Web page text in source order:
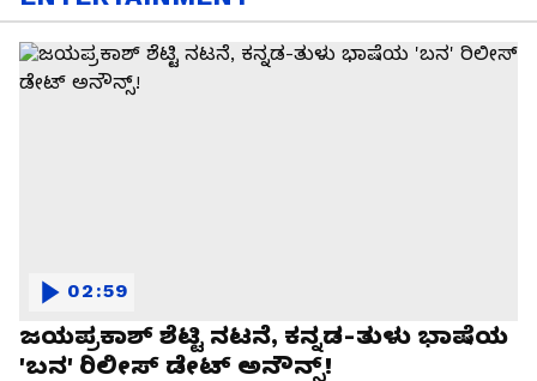
ಜಯಪ್ರಕಾಶ್ ಶೆಟ್ಟಿ ನಟನೆ, ಕನ್ನಡ-ತುಳು ಭಾಷೆಯ
'ಬನ' ರಿಲೀಸ್ ಡೇಟ್ ಅನೌನ್ಸ್!
02:59